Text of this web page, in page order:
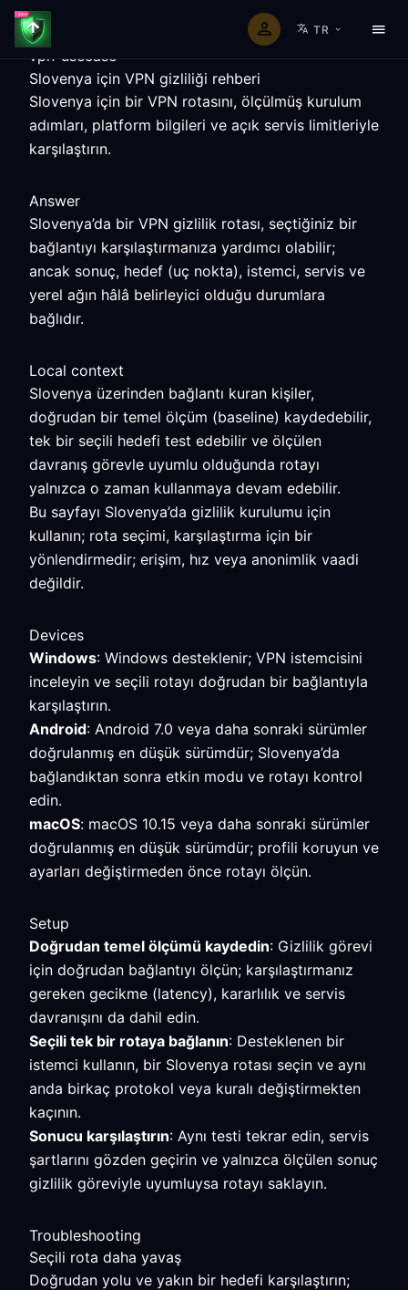
TR
vpn-usecase
Slovenya için VPN gizliliği rehberi
Slovenya için bir VPN rotasını, ölçülmüş kurulum
adımları, platform bilgileri ve açık servis limitleriyle
karşılaştırın.
Answer
Slovenya’da bir VPN gizlilik rotası, seçtiğiniz bir
bağlantıyı karşılaştırmanıza yardımcı olabilir;
ancak sonuç, hedef (uç nokta), istemci, servis ve
yerel ağın hâlâ belirleyici olduğu durumlara
bağlıdır.
Local context
Slovenya üzerinden bağlantı kuran kişiler,
doğrudan bir temel ölçüm (baseline) kaydedebilir,
tek bir seçili hedefi test edebilir ve ölçülen
davranış görevle uyumlu olduğunda rotayı
yalnızca o zaman kullanmaya devam edebilir.
Bu sayfayı Slovenya’da gizlilik kurulumu için
kullanın; rota seçimi, karşılaştırma için bir
yönlendirmedir; erişim, hız veya anonimlik vaadi
değildir.
Devices
Windows: Windows desteklenir; VPN istemcisini
inceleyin ve seçili rotayı doğrudan bir bağlantıyla
karşılaştırın.
Android: Android 7.0 veya daha sonraki sürümler
doğrulanmış en düşük sürümdür; Slovenya’da
bağlandıktan sonra etkin modu ve rotayı kontrol
edin.
macOS: macOS 10.15 veya daha sonraki sürümler
doğrulanmış en düşük sürümdür; profili koruyun ve
ayarları değiştirmeden önce rotayı ölçün.
Setup
Doğrudan temel ölçümü kaydedin: Gizlilik görevi
için doğrudan bağlantıyı ölçün; karşılaştırmanız
gereken gecikme (latency), kararlılık ve servis
davranışını da dahil edin.
Seçili tek bir rotaya bağlanın: Desteklenen bir
istemci kullanın, bir Slovenya rotası seçin ve aynı
anda birkaç protokol veya kuralı değiştirmekten
kaçının.
Sonucu karşılaştırın: Aynı testi tekrar edin, servis
şartlarını gözden geçirin ve yalnızca ölçülen sonuç
gizlilik göreviyle uyumluysa rotayı saklayın.
Troubleshooting
Seçili rota daha yavaş
Doğrudan yolu ve yakın bir hedefi karşılaştırın;